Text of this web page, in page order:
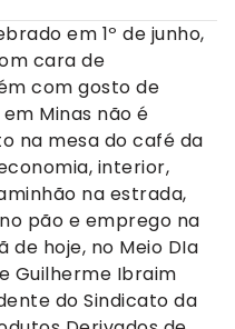
em 1º de junho,
cara de
com gosto de
Minas não é
na mesa do café da
interior,
na estrada,
pão e emprego na
de hoje, no Meio DIa
Guilherme Ibraim
do Sindicato da